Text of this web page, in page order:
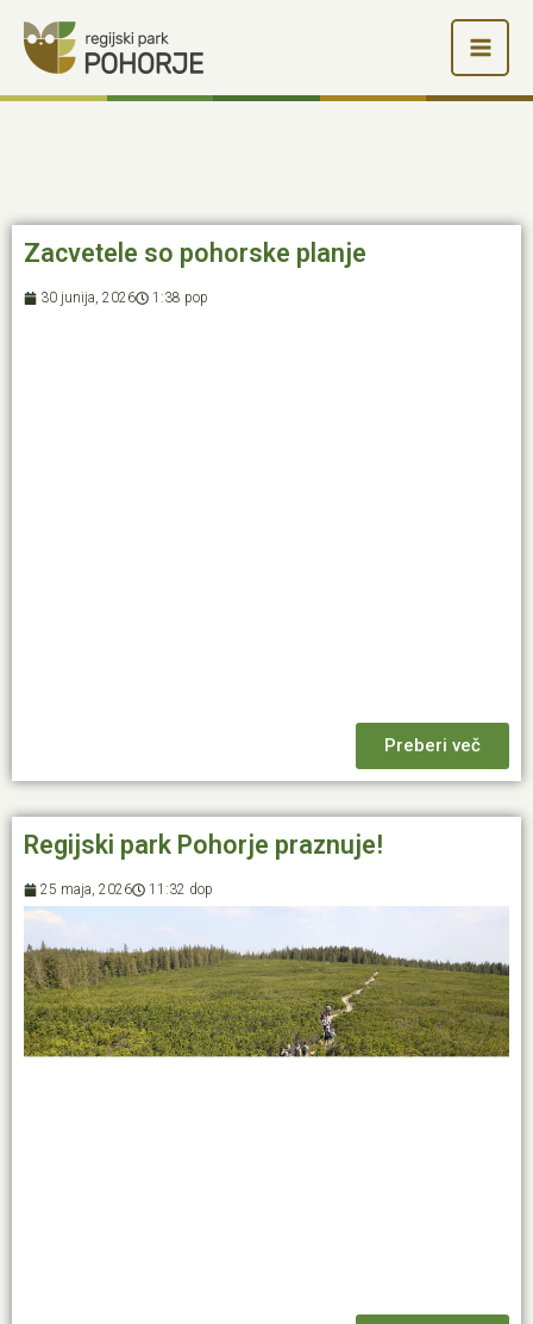
content
Zacvetele so pohorske planje
30 junija, 2026 1:38 pop
Preberi več
Regijski park Pohorje praznuje!
25 maja, 2026 11:32 dop